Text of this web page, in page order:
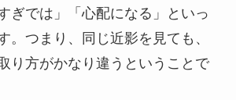
ぎでは」「心配になる」といっ
。つまり、同じ近影を見ても、
り方がかなり違うということで